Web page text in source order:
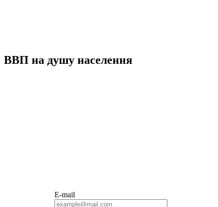
ВВП на душу населення
E-mail